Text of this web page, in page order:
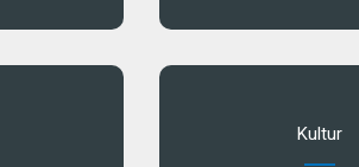
Kultur